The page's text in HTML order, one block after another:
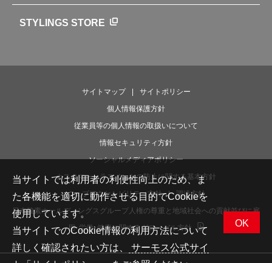
STYLINGS STORE
サイトマップ
サイトポリシー
個人情報保護方針
従業員等の個人情報の取扱いについて
情報セキュリティ方針
ソーシャルメディアポリシー
カスタマーハラスメントの防止に関する基本方針
ウェブアクセシビリティ方針
調達方針
日本酸素ホールディングスグループ人権の尊重と地域社会への貢献並びに雇
用･労働･健康に関するグローバル方針
当サイトでは利用者の利便性向上のため、ま
た各機能を適切に動作させる目的でCookieを
使用しています。
当サイトでのCookie情報の利用方法について
詳しく確認されたい方は、
サーモス公式サイ
OK